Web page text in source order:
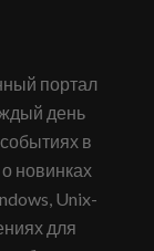
день
в
новинках
Unix-
для